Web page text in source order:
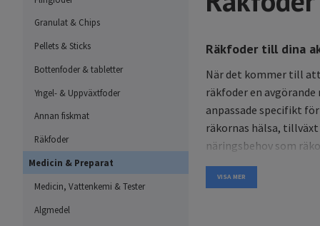
Granulat & Chips
Pellets & Sticks
Bottenfoder & tabletter
Yngel- & Uppväxtfoder
Annan fiskmat
Räkfoder
Medicin & Preparat
Medicin, Vattenkemi & Tester
Algmedel
Räkfoder till dina
När det kommer till
räkfoder en
anpassade specifikt
räkornas hälsa,
näringsbehov som
du säkerställa att dina
VISA MER